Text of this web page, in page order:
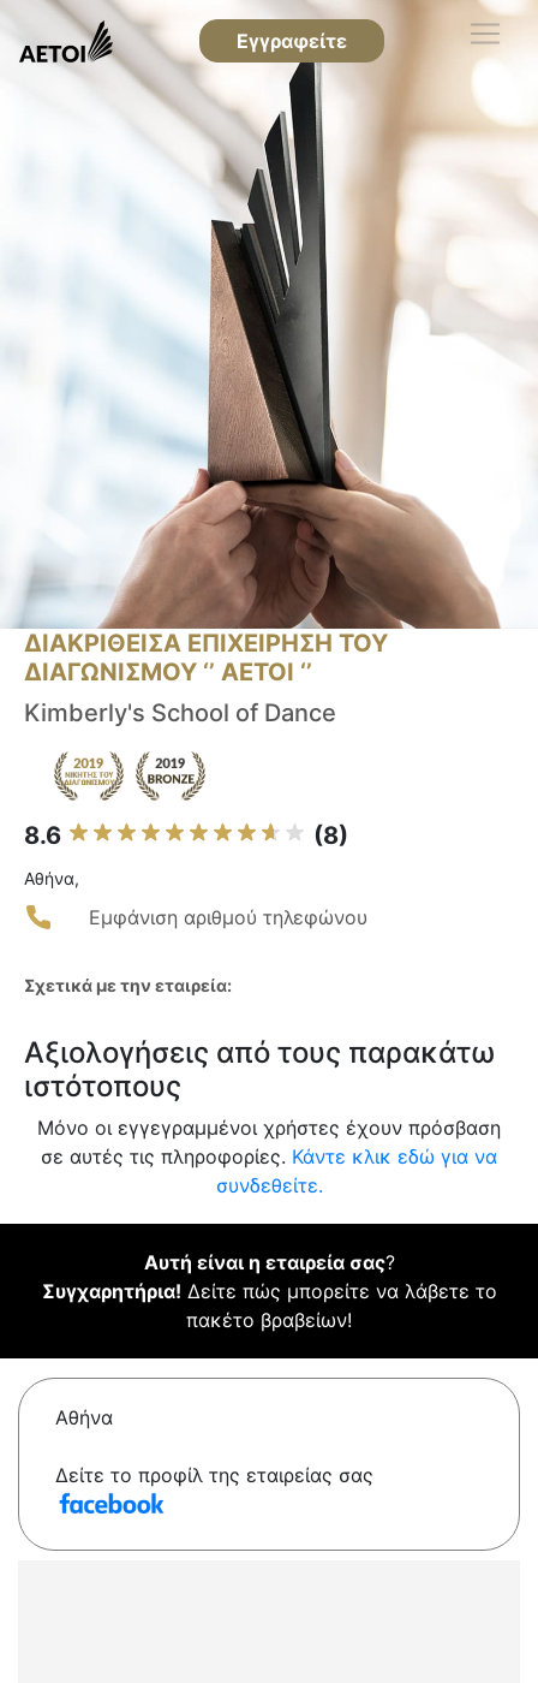
Εγγραφείτε
ΔΙΑΚΡΙΘΕΙΣΑ ΕΠΙΧΕΙΡΗΣΗ ΤΟΥ
ΔΙΑΓΩΝΙΣΜΟΥ ‘’ ΑΕΤΟΙ ‘’
Kimberly's School of Dance
8.6 (8)
Αθήνα,
Εμφάνιση αριθμού τηλεφώνου
Σχετικά με την εταιρεία:
Αξιολογήσεις από τους παρακάτω
ιστότοπους
Μόνο οι εγγεγραμμένοι χρήστες έχουν πρόσβαση
σε αυτές τις πληροφορίες. Κάντε κλικ εδώ για να
συνδεθείτε.
Αυτή είναι η εταιρεία σας?
Συγχαρητήρια! Δείτε πώς μπορείτε να λάβετε το
πακέτο βραβείων!
Αθήνα
Δείτε το προφίλ της εταιρείας σας